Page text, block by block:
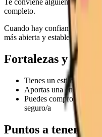
Te conviene alguien que
completo.
Cuando hay confianza,
más abierta y estable del amor.
Fortalezas y
Tienes un estilo
Aportas una energía
Puedes comprometerte
seguro/a
Puntos a tener en